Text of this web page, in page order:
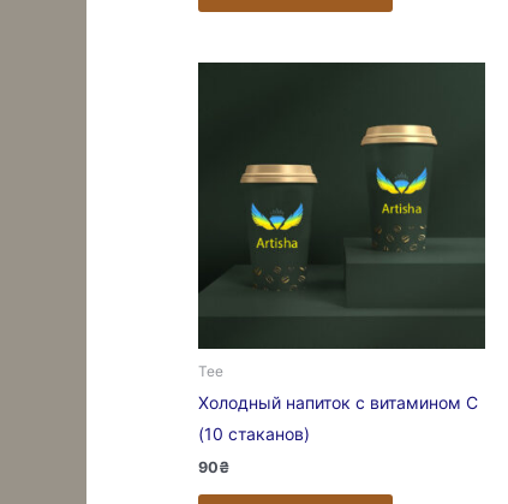
Tee
Холодный напиток с витамином С
(10 стаканов)
90₴